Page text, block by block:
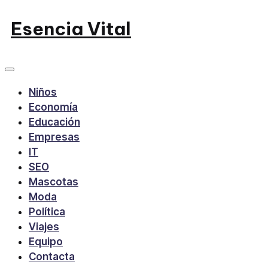
Saltar
al
Esencia Vital
Niños
Economía
Educación
Empresas
IT
SEO
Mascotas
Moda
Política
Viajes
Equipo
Contacta